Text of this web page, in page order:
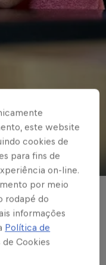
fala
este website
cookies de
para fins de
on-line.
por meio
rodapé do
informações
Política de
de Cookies